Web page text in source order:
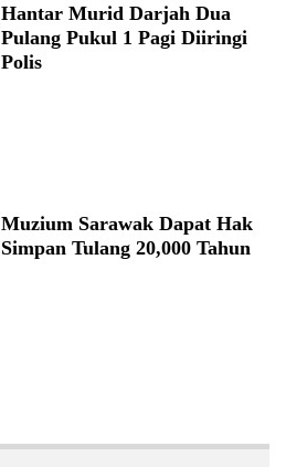
Hantar Murid Darjah Dua
Pulang Pukul 1 Pagi Diiringi
Polis
Muzium Sarawak Dapat Hak
Simpan Tulang 20,000 Tahun